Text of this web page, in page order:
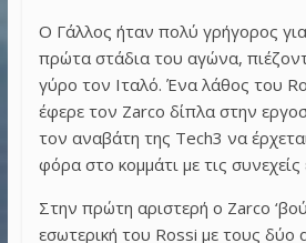
Ο Γάλλος ήταν πολύ γρήγορος
πρώτα στάδια του αγώνα,
γύρο τον Ιταλό. Ένα λάθος του
έφερε τον Zarco δίπλα στην
τον αναβάτη της Τech3 να
φόρα στο κομμάτι με τις
Στην πρώτη αριστερή ο Zarco
εσωτερική του Rossi με τους δύο